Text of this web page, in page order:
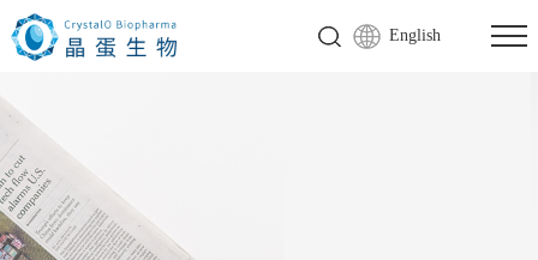
English